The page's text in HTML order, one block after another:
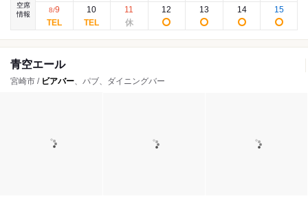
空席
情報
8/9 10 11 12 13 14 15
青空エール
宮崎市 / ビアバー、パブ、ダイニングバー